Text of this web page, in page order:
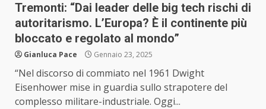
Tremonti: “Dai leader delle big tech rischi di
autoritarismo. L’Europa? È il continente più
bloccato e regolato al mondo”
Gianluca Pace Gennaio 23, 2025
“Nel discorso di commiato nel 1961 Dwight
Eisenhower mise in guardia sullo strapotere del
complesso militare-industriale. Oggi...